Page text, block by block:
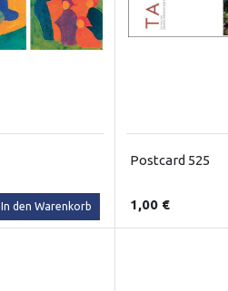
In den Warenkorb
Postcard 525
1,00 €